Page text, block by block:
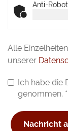
Anti-
Alle
unserer
Ich habe die
genommen. *
Nachricht